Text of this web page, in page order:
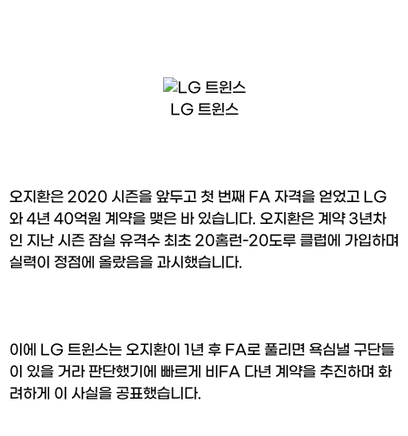
LG 트윈스
오지환은 2020 시즌을 앞두고 첫 번째 FA 자격을 얻었고 LG
와 4년 40억원 계약을 맺은 바 있습니다. 오지환은 계약 3년차
인 지난 시즌 잠실 유격수 최초 20홈런-20도루 클럽에 가입하며
실력이 정점에 올랐음을 과시했습니다.
이에 LG 트윈스는 오지환이 1년 후 FA로 풀리면 욕심낼 구단들
이 있을 거라 판단했기에 빠르게 비FA 다년 계약을 추진하며 화
려하게 이 사실을 공표했습니다.